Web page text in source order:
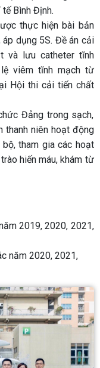
Bình Định.
thực hiện bài bản
dụng 5S. Đề án cải
và lưu catheter tĩnh
viêm tĩnh mạch từ
Hội thi cải tiến chất
Đảng trong sạch,
thanh niên hoạt động
tham gia các hoạt
hiến máu, khám từ
2019, 2020, 2021,
năm 2020, 2021,